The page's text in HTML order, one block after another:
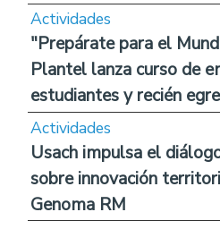
Actividades
"Prepárate para el
Plantel lanza curso de
estudiantes y recién
Actividades
Usach impulsa el
sobre innovación
Genoma RM